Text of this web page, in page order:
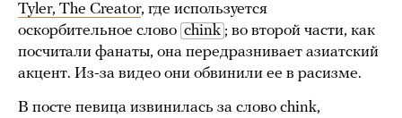
Tyler, The Creator, где используется
оскорбительное слово chink ; во второй части, как
посчитали фанаты, она передразнивает азиатский
акцент. Из-за видео они обвинили ее в расизме.
В посте певица извинилась за слово chink,